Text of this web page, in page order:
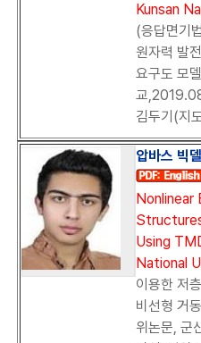
Kunsan
(응답면기
원자력 발
요구도 모
교
김두기(지
압바스 빅
Nonlinear
Using
National
이용한 저
비선형 거
위논문, 군